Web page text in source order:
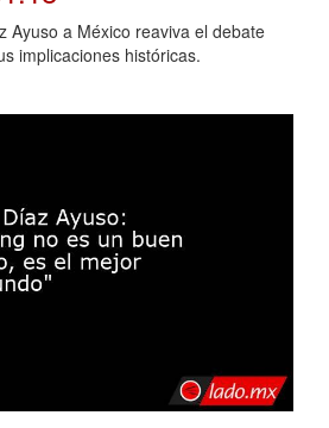
Ayuso a México reaviva el debate
implicaciones históricas.